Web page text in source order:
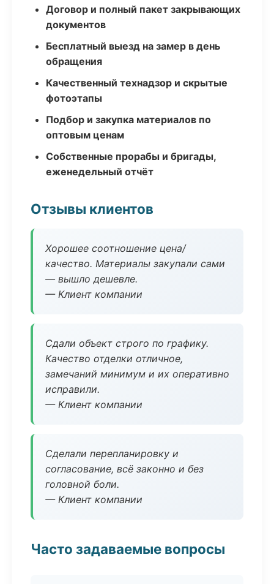
Договор и полный пакет закрывающих
документов
Бесплатный выезд на замер в день
обращения
Качественный технадзор и скрытые
фотоэтапы
Подбор и закупка материалов по
оптовым ценам
Собственные прорабы и бригады,
еженедельный отчёт
Отзывы клиентов
Хорошее соотношение цена/
качество. Материалы закупали сами
— вышло дешевле.
— Клиент компании
Сдали объект строго по графику.
Качество отделки отличное,
замечаний минимум и их оперативно
исправили.
— Клиент компании
Сделали перепланировку и
согласование, всё законно и без
головной боли.
— Клиент компании
Часто задаваемые вопросы